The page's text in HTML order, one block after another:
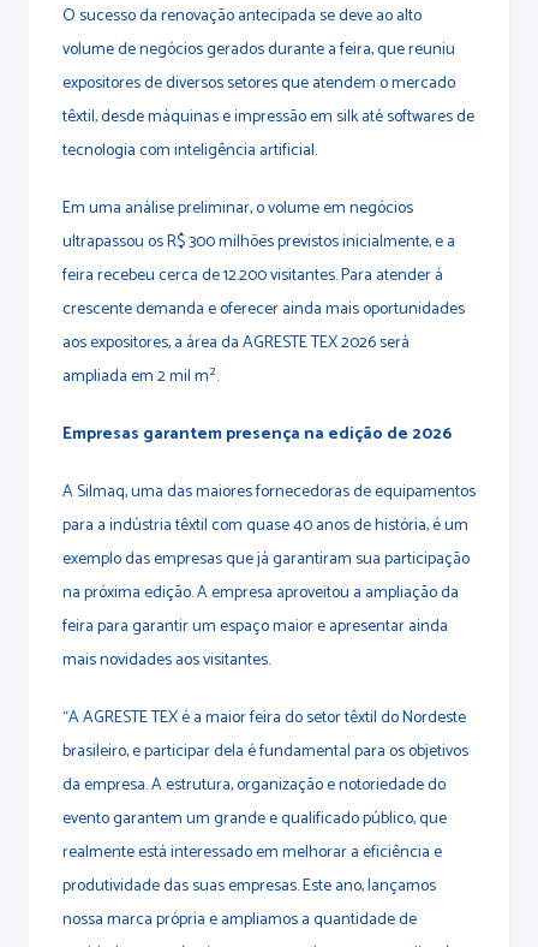
O sucesso da renovação antecipada se deve ao alto
volume de negócios gerados durante a feira, que reuniu
expositores de diversos setores que atendem o mercado
têxtil, desde máquinas e impressão em silk até softwares de
tecnologia com inteligência artificial.
Em uma análise preliminar, o volume em negócios
ultrapassou os R$ 300 milhões previstos inicialmente, e a
feira recebeu cerca de 12.200 visitantes. Para atender à
crescente demanda e oferecer ainda mais oportunidades
aos expositores, a área da AGRESTE TEX 2026 será
ampliada em 2 mil m².
Empresas garantem presença na edição de 2026
A Silmaq, uma das maiores fornecedoras de equipamentos
para a indústria têxtil com quase 40 anos de história, é um
exemplo das empresas que já garantiram sua participação
na próxima edição. A empresa aproveitou a ampliação da
feira para garantir um espaço maior e apresentar ainda
mais novidades aos visitantes.
“A AGRESTE TEX é a maior feira do setor têxtil do Nordeste
brasileiro, e participar dela é fundamental para os objetivos
da empresa. A estrutura, organização e notoriedade do
evento garantem um grande e qualificado público, que
realmente está interessado em melhorar a eficiência e
produtividade das suas empresas. Este ano, lançamos
nossa marca própria e ampliamos a quantidade de